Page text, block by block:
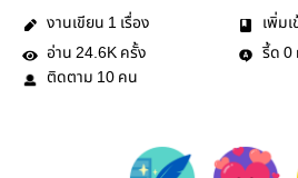
งานเขียน 1 เรื่อง เพิ่ม
อ่าน 24.6K ครั้ง รี้ด 0
ติดตาม 10 คน